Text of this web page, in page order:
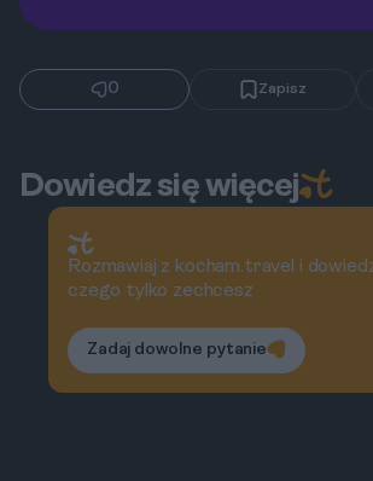
0 Zapisz
Dowiedz się więcej
Rozmawiaj z kocham.travel i
czego tylko zechcesz
Zadaj dowolne pytanie